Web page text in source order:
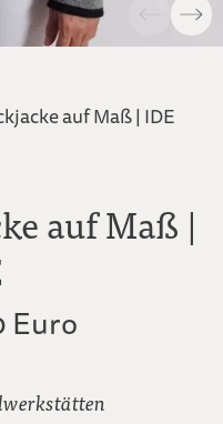
auf Maß | IDE
auf Maß |
Euro